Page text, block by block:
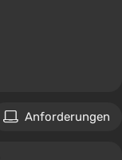
Anforderungen